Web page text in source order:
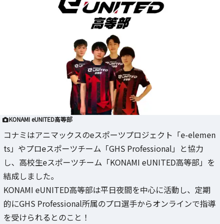
KONAMI eUNITED高等部
コナミはアニマックスのeスポーツプロジェクト「e-elemen
ts」やプロeスポーツチーム「GHS Professional」と協力
し、高校生eスポーツチーム「KONAMI eUNITED高等部」を
結成しました。
KONAMI eUNITED高等部は平日夜間を中心に活動し、定期
的にGHS Professional所属のプロ選手からオンラインで指導
を受けられるとのこと！